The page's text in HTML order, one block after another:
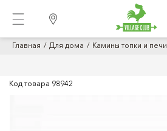
Главная Для дома Камины топки и печи
Код товара 98942